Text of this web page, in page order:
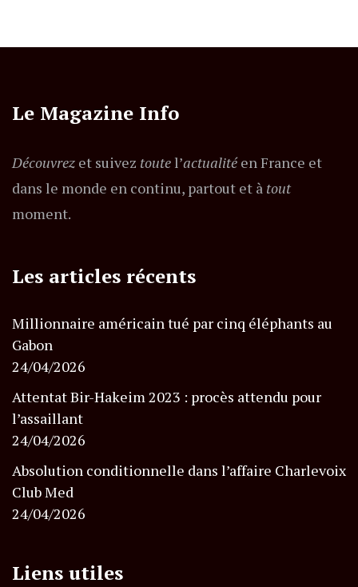
Le Magazine Info
Découvrez et suivez toutel’actualitéen France et
dans le monde en continu, partout et à tout
moment.
Les articles récents
Millionnaire américain tué par cinq éléphants au
Gabon
24/04/2026
Attentat Bir-Hakeim 2023 : procès attendu pour
l’assaillant
24/04/2026
Absolution conditionnelle dans l’affaire Charlevoix
Club Med
24/04/2026
Liens utiles